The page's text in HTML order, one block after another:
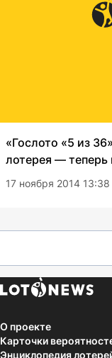
«Гослото «5 из
лотерея — теперь
17 ноября 2014 13:38
О проекте
Карточки
Энциклопедия